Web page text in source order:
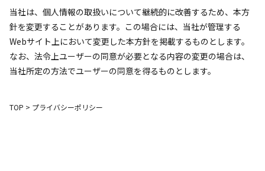
当社は、個人情報の取扱いについて継続的に改善するため、本方
針を変更することがあります。この場合には、当社が管理する
Webサイト上において変更した本方針を掲載するものとします。
なお、法令上ユーザーの同意が必要となる内容の変更の場合は、
当社所定の方法でユーザーの同意を得るものとします。
TOP > プライバシーポリシー